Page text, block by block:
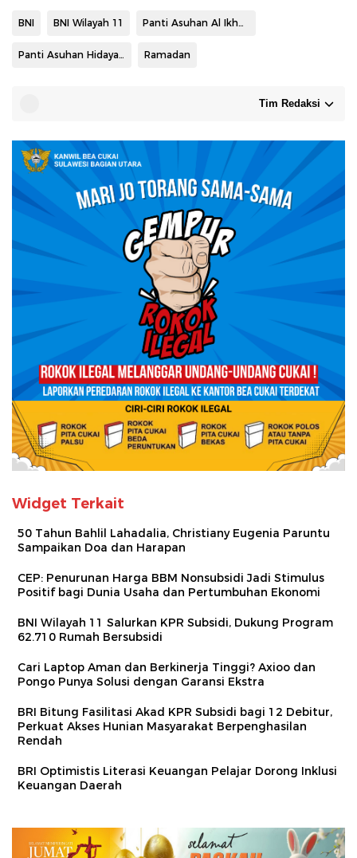
BNI BNI Wilayah 11 Panti Asuhan Al Ikhwan
Panti Asuhan Hidayatullah Ramadan
Tim Redaksi
Widget Terkait
50 Tahun Bahlil Lahadalia, Christiany Eugenia Paruntu
Sampaikan Doa dan Harapan
CEP: Penurunan Harga BBM Nonsubsidi Jadi Stimulus
Positif bagi Dunia Usaha dan Pertumbuhan Ekonomi
BNI Wilayah 11 Salurkan KPR Subsidi, Dukung Program
62.710 Rumah Bersubsidi
Cari Laptop Aman dan Berkinerja Tinggi? Axioo dan
Pongo Punya Solusi dengan Garansi Ekstra
BRI Bitung Fasilitasi Akad KPR Subsidi bagi 12 Debitur,
Perkuat Akses Hunian Masyarakat Berpenghasilan
Rendah
BRI Optimistis Literasi Keuangan Pelajar Dorong Inklusi
Keuangan Daerah